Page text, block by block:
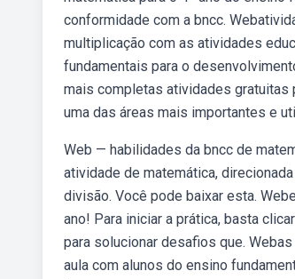
conformidade com a bncc.
multiplicação com as atividades
fundamentais para o
mais completas atividades gratuitas
uma das áreas mais importantes e
Web — habilidades da bncc de
atividade de matemática,
divisão. Você pode baixar esta.
ano! Para iniciar a prática, basta
para solucionar desafios que.
aula com alunos do ensino